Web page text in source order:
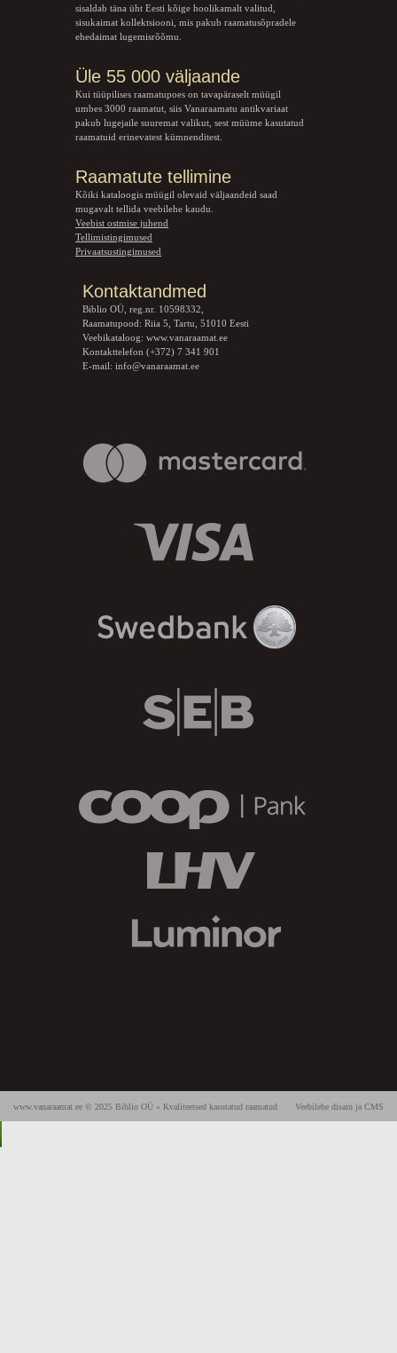
sisaldab täna üht Eesti kõige hoolikamalt valitud,
sisukaimat kollektsiooni, mis pakub raamatusõpradele
ehedaimat lugemisrõõmu.
Üle 55 000 väljaande
Kui tüüpilises raamatupoes on tavapäraselt müügil
umbes 3000 raamatut, siis Vanaraamatu antikvariaat
pakub lugejaile suuremat valikut, sest müüme kasutatud
raamatuid erinevatest kümnenditest.
Raamatute tellimine
Kõiki kataloogis müügil olevaid väljaandeid saad
mugavalt tellida veebilehe kaudu.
Veebist ostmise juhend
Tellimistingimused
Privaatsustingimused
Kontaktandmed
Biblio OÜ, reg.nr. 10598332,
Raamatupood: Riia 5, Tartu, 51010 Eesti
Veebikataloog: www.vanaraamat.ee
Kontakttelefon (+372) 7 341 901
E-mail: info@vanaraamat.ee
Veebilehe disain ja CMS
www.vanaraamat.ee © 2025 Biblio OÜ » Kvaliteetsed kasutatud raamatud